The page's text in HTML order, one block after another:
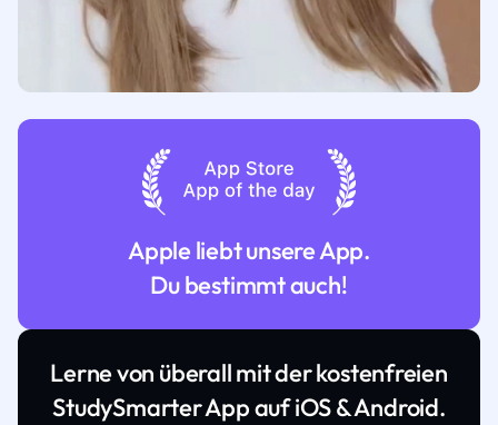
Apple liebt unsere App.
Du bestimmt auch!
Lerne von überall mit der kostenfreien
StudySmarter App auf iOS & Android.